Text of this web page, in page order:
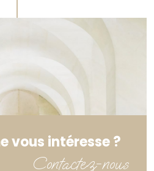
vous intéresse ?
Contactez-nous